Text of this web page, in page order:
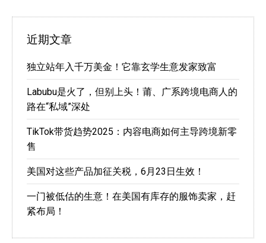
近期文章
独立站年入千万美金！它靠玄学生意发家致富
Labubu是火了，但别上头！莆、广系跨境电商人的
路在“私域”深处
TikTok带货趋势2025：内容电商如何主导跨境新零
售
美国对这些产品加征关税，6月23日生效！
一门被低估的生意！在美国有库存的服饰卖家，赶
紧布局！